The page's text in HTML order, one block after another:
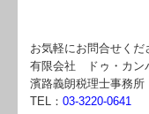
お気軽にお問合せくだ
有限会社 ドゥ・カン
濱路義朗税理士事務所
TEL：03-3220-0641